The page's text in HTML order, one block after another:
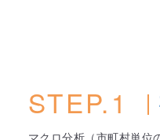
STEP.1
マクロ分析（市町村単位